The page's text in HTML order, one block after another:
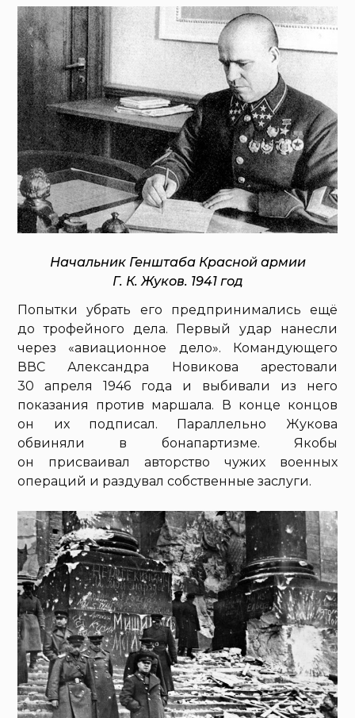
Начальник Генштаба Красной армии
Г. К. Жуков. 1941 год
Попытки убрать его предпринимались ещё
до трофейного дела. Первый удар нанесли
через «авиационное дело». Командующего
ВВС Александра Новикова арестовали
30 апреля 1946 года и выбивали из него
показания против маршала. В конце концов
он их подписал. Параллельно Жукова
обвиняли в бонапартизме. Якобы
он присваивал авторство чужих военных
операций и раздувал собственные заслуги.